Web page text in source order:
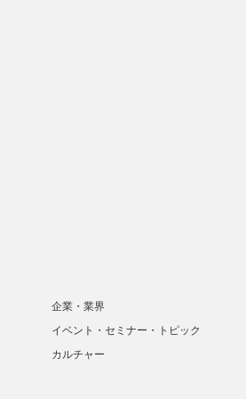
企業・業界
イベント・セミナー・トピック
カルチャー